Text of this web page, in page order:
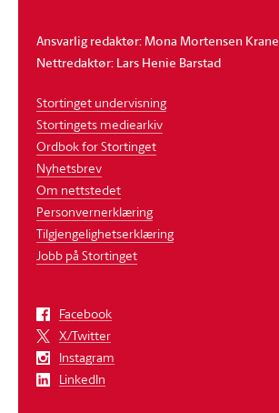
Ansvarlig redaktør: Mona Mortensen Krane
Nettredaktør: Lars Henie Barstad
Stortinget undervisning
Stortingets mediearkiv
Ordbok for Stortinget
Nyhetsbrev
Om nettstedet
Personvernerklæring
Tilgjengelighetserklæring
Jobb på Stortinget
Facebook
X/Twitter
Instagram
LinkedIn